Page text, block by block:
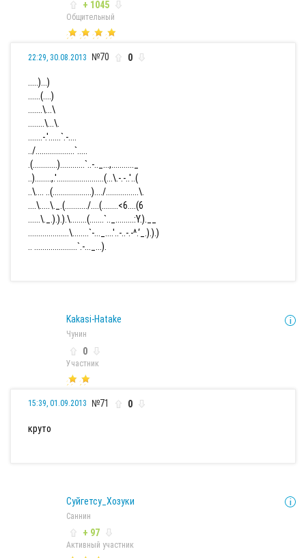
+ 1045
Общительный
22:29, 30.08.2013 №70 0
.....)...)
......(....)
.......\...\
........\...\.
.......-.'......`.-....
../...................`.....
.(............)............`..-.._...,..........._
..)........,.'.......................(...\.-.-..'..(
..\.... ..(...................)..../................\.
....\.....\._.(.........../....(........<6....(6
......\._.).).).\........(.......`.._.........:Y.).__
....................\........`-..._....'..-..-.-^.‘_.).).)
.. .....................`.-..._...).
Kakasi-Hatake
Чунин
0
Участник
15:39, 01.09.2013 №71 0
круто
Суйгетсу_Хозуки
Саннин
+ 97
Активный участник